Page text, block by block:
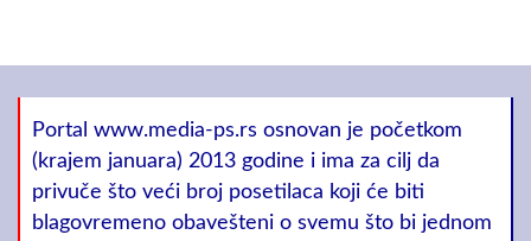
Portal www.media-ps.rs osnovan je početkom
(krajem januara) 2013 godine i ima za cilj da
privuče što veći broj posetilaca koji će biti
blagovremeno obavešteni o svemu što bi jednom